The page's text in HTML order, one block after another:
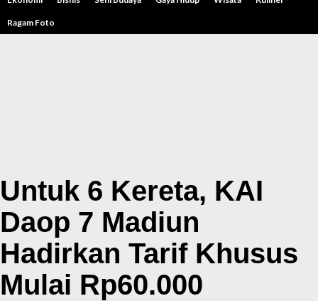
Ragam Foto
Untuk 6 Kereta, KAI
Daop 7 Madiun
Hadirkan Tarif Khusus
Mulai Rp60.000